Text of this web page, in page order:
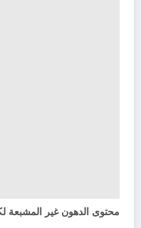
محتوى الدهون غير المشبعة لكل 100 غرام من